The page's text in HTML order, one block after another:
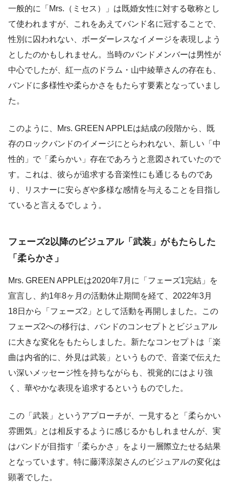
一般的に「Mrs.（ミセス）」は既婚女性に対する敬称とし
て使われますが、これをあえてバンド名に冠することで、
性別に囚われない、ボーダーレスなイメージを表現しよう
としたのかもしれません。当時のバンドメンバーは男性が
中心でしたが、紅一点のドラム・山中綾華さんの存在も、
バンドに多様性や柔らかさをもたらす要素となっていまし
た。
このように、Mrs. GREEN APPLEは結成の段階から、既
存のロックバンドのイメージにとらわれない、新しい「中
性的」で「柔らかい」存在であろうと意図されていたので
す。これは、彼らが追求する音楽性にも通じるものであ
り、リスナーに安らぎや多様な感情を与えることを目指し
ていると言えるでしょう。
フェーズ2以降のビジュアル「武装」がもたらした
「柔らかさ」
Mrs. GREEN APPLEは2020年7月に「フェーズ1完結」を
宣言し、約1年8ヶ月の活動休止期間を経て、2022年3月
18日から「フェーズ2」として活動を再開しました。この
フェーズ2への移行は、バンドのコンセプトとビジュアル
に大きな変化をもたらしました。新たなコンセプトは「楽
曲は内省的に、外見は武装」というもので、音楽で伝えた
い深いメッセージ性を持ちながらも、視覚的にはより強
く、華やかな表現を追求するというものでした。
この「武装」というアプローチが、一見すると「柔らかい
雰囲気」とは相反するように感じるかもしれませんが、実
はバンドが目指す「柔らかさ」をより一層際立たせる結果
となっています。特に藤澤涼架さんのビジュアルの変化は
顕著でした。